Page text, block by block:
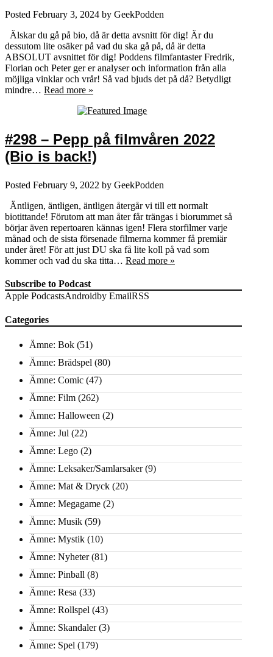
Posted February 3, 2024 by GeekPodden
Älskar du gå på bio, då är detta avsnitt för dig! Är du
dessutom lite osäker på vad du ska gå på, då är detta
ABSOLUT avsnittet för dig! Poddens filmfantaster Fredrik,
Florian och Peter ger er analyser och information från alla
möjliga vinklar och vrår! Så vad bjuds det på då? Betydligt
mindre… Read more »
#298 – Pepp på filmvåren 2022
(Bio is back!)
Posted February 9, 2022 by GeekPodden
Äntligen, äntligen, äntligen återgår vi till ett normalt
biotittande! Förutom att man åter får trängas i biorummet så
börjar även repertoaren kännas igen! Flera storfilmer varje
månad och de sista försenade filmerna kommer få premiär
under året! För att just DU ska få lite koll på vad som
kommer och vad du ska titta… Read more »
Subscribe to Podcast
Apple PodcastsAndroidby EmailRSS
Categories
Ämne: Bok (51)
Ämne: Brädspel (80)
Ämne: Comic (47)
Ämne: Film (262)
Ämne: Halloween (2)
Ämne: Jul (22)
Ämne: Lego (2)
Ämne: Leksaker/Samlarsaker(9)
Ämne: Mat & Dryck (20)
Ämne: Megagame (2)
Ämne: Musik (59)
Ämne: Mystik (10)
Ämne: Nyheter(81)
Ämne: Pinball (8)
Ämne: Resa (33)
Ämne: Rollspel (43)
Ämne: Skandaler(3)
Ämne: Spel (179)